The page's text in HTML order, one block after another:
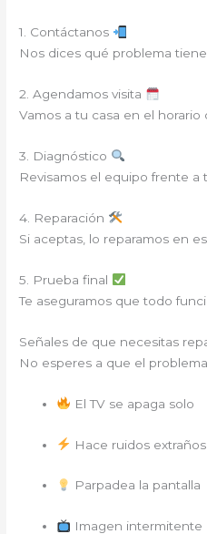
1. Contáctanos
Nos dices qué problema tiene
2. Agendamos visita
Vamos a tu casa en el horario
3. Diagnóstico
Revisamos el equipo frente a
4. Reparación
Si aceptas, lo reparamos en
5. Prueba final
Te aseguramos que todo
Señales de que necesitas
No esperes a que el
El TV se apaga solo
Hace ruidos extraños
Parpadea la pantalla
Imagen intermitente